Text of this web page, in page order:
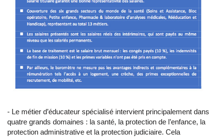
- Le métier d’éducateur spécialisé intervient principalement dans
quatre grands domaines : la santé, la protection de l’enfance, la
protection administrative et la protection judiciaire. Cela